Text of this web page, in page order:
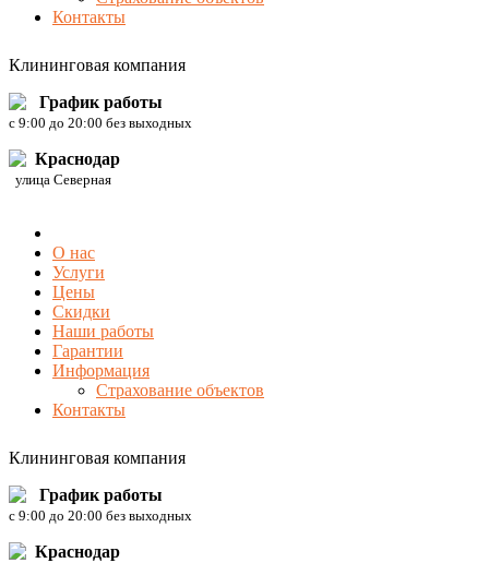
Контакты
Клининговая компания
График работы
c 9:00 до 20:00 без выходных
Краснодар
улица Северная
О нас
Услуги
Цены
Скидки
Наши работы
Гарантии
Информация
Страхование объектов
Контакты
Клининговая компания
График работы
c 9:00 до 20:00 без выходных
Краснодар